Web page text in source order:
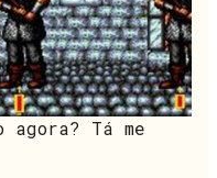
agora? Tá me